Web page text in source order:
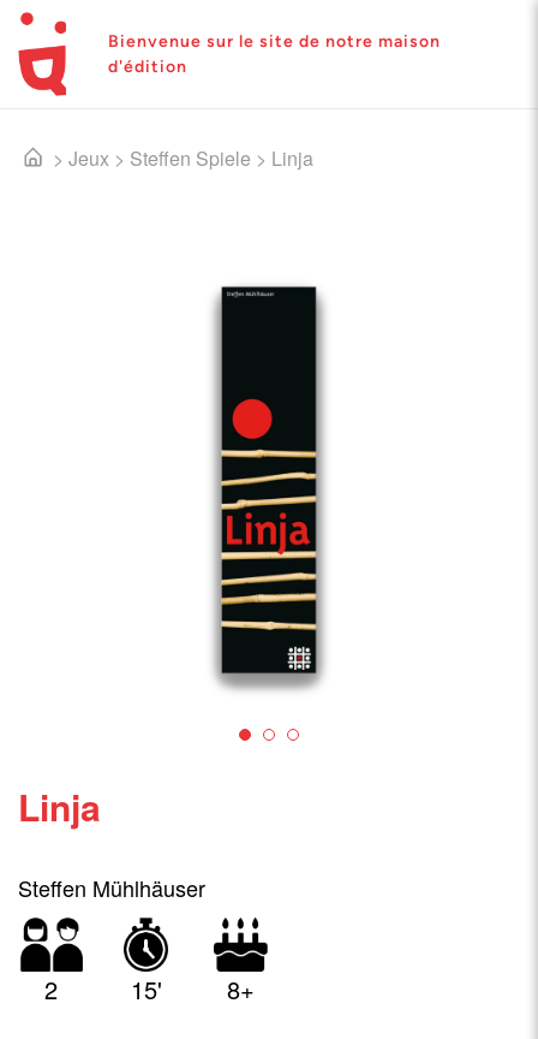
Bienvenue sur le site de notre maison
d'édition
> Jeux > Steffen Spiele > Linja
Linja
Steffen Mühlhäuser
2 15' 8+